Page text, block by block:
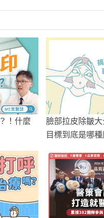
！什麼
臉部拉皮除皺
目標到底是哪